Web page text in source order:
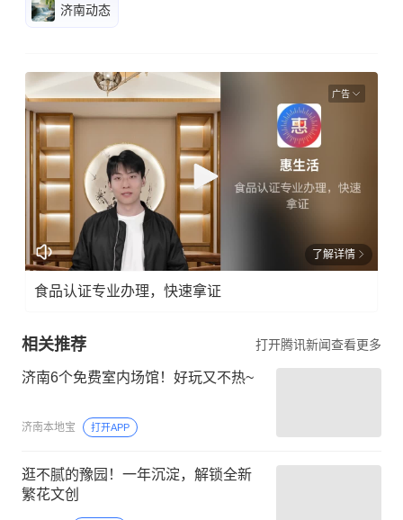
济南动态
广告
了解详情
食品认证专业办理，快速拿证
相关推荐 打开腾讯新闻查看更多
济南6个免费室内场馆！好玩又不热~
济南本地宝 打开APP
逛不腻的豫园！一年沉淀，解锁全新
繁花文创